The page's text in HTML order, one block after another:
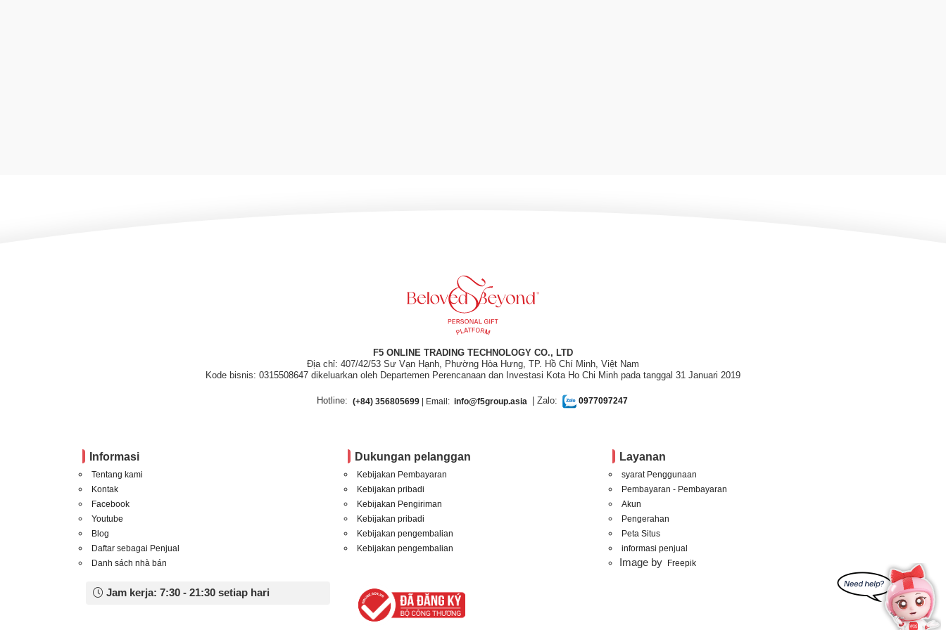
F5 ONLINE TRADING TECHNOLOGY CO., LTD
Địa chỉ: 407/42/53 Sư Vạn Hạnh, Phường Hòa Hưng, TP. Hồ Chí Minh, Việt Nam
Kode bisnis: 0315508647 dikeluarkan oleh Departemen Perencanaan dan Investasi Kota Ho Chi Minh pada tanggal 31 Januari 2019
Hotline: (+84) 356805699| Email: info@f5group.asia | Zalo: 0977097247
Informasi
Tentang kami
Kontak
Facebook
Youtube
Blog
Daftar sebagai Penjual
Danh sách nhà bán
Dukungan pelanggan
Kebijakan Pembayaran
Kebijakan pribadi
Kebijakan Pengiriman
Kebijakan pribadi
Kebijakan pengembalian
Kebijakan pengembalian
Layanan
syarat Penggunaan
Pembayaran - Pembayaran
Akun
Pengerahan
Peta Situs
informasi penjual
Image by Freepik
Jam kerja: 7:30 - 21:30 setiap hari